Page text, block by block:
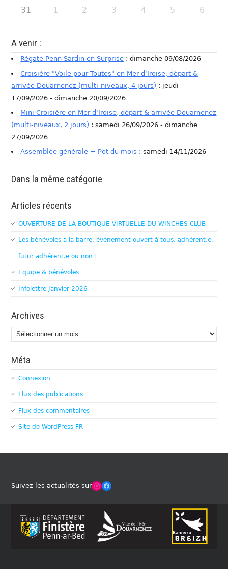
31 1 2 3 4 5 6
A venir :
Régate Penn Sardin en Surprise : dimanche 09/08/2026
Croisière "Voile pour Toutes" en Mer d'Iroise, départ &
arrivée Douarnenez (multi-niveaux, 4 jours) : jeudi
17/09/2026 - dimanche 20/09/2026
Mini Croisière en Mer d'Iroise, départ & arrivée Douarnenez
(multi-niveaux, 2 jours) : samedi 26/09/2026 - dimanche
27/09/2026
Assemblée générale + Pot du mois : samedi 14/11/2026
Dans la même catégorie
Articles récents
OUVERTURE DE LA BOUTIQUE VIRTUELLE DU WINCHES CLUB
Les bénévoles à la barre, évènement ouvert à tous, adhérent.e,
futur adhérent.e ou non !
Equipe & bénévoles
Infolettre Janvier 2026
Archives
Archives
Méta
Connexion
Flux des publications
Flux des commentaires
Site de WordPress-FR
Suivez les actualités surWinches Club OfficielFacebook